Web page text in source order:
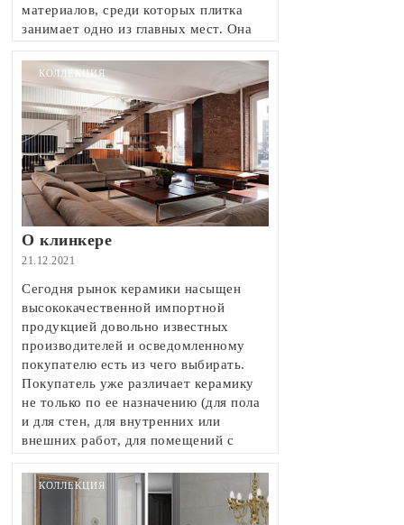
материалов, среди которых плитка
занимает одно из главных мест. Она
не только украшает помещение, но и
защищает его от влаги, делает уборку
максимально простой.
КОЛЛЕКЦИЯ
О клинкере
21.12.2021
Сегодня рынок керамики насыщен
высококачественной импортной
продукцией довольно известных
производителей и осведомленному
покупателю есть из чего выбирать.
Покупатель уже различает керамику
не только по ее назначению (для пола
и для стен, для внутренних или
внешних работ, для помещений с
большой влажностью или обычных),
но и по свойствам, таким как
износоустойчивость, прочность,
морозостойкость и пр.
КОЛЛЕКЦИЯ